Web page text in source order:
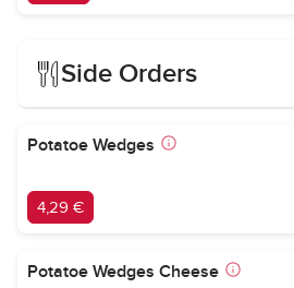
Side Orders
Potatoe Wedges
4,29 €
Potatoe Wedges Cheese